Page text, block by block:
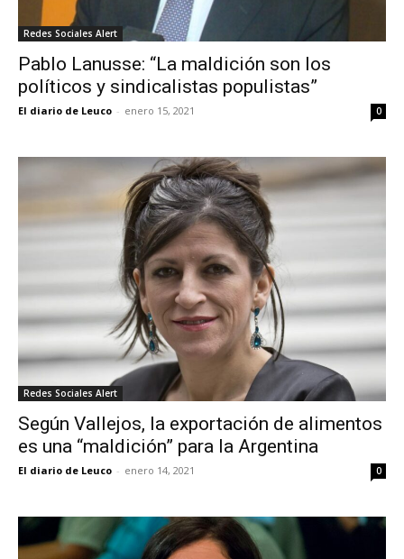
Redes Sociales Alert
Pablo Lanusse: “La maldición son los
políticos y sindicalistas populistas”
El diario de Leuco - enero 15, 2021 0
Redes Sociales Alert
Según Vallejos, la exportación de alimentos
es una “maldición” para la Argentina
El diario de Leuco - enero 14, 2021 0